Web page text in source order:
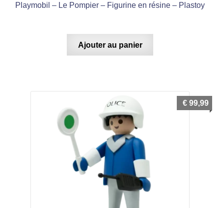
Playmobil – Le Pompier – Figurine en résine – Plastoy
Ajouter au panier
€ 99,99